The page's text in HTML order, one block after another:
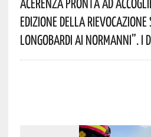
Edizione Della
Longobardi Ai Normanni”. I